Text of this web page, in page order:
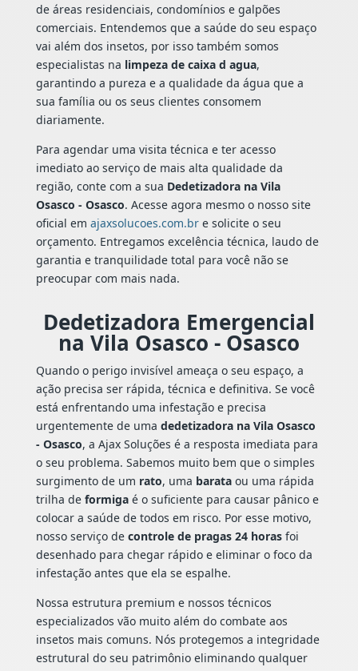
de áreas residenciais, condomínios e galpões
comerciais. Entendemos que a saúde do seu espaço
vai além dos insetos, por isso também somos
especialistas na limpeza de caixa d agua,
garantindo a pureza e a qualidade da água que a
sua família ou os seus clientes consomem
diariamente.
Para agendar uma visita técnica e ter acesso
imediato ao serviço de mais alta qualidade da
região, conte com a sua Dedetizadora na Vila
Osasco - Osasco. Acesse agora mesmo o nosso site
oficial em ajaxsolucoes.com.bre solicite o seu
orçamento. Entregamos excelência técnica, laudo de
garantia e tranquilidade total para você não se
preocupar com mais nada.
Dedetizadora Emergencial
na Vila Osasco - Osasco
Quando o perigo invisível ameaça o seu espaço, a
ação precisa ser rápida, técnica e definitiva. Se você
está enfrentando uma infestação e precisa
urgentemente de uma dedetizadora na Vila Osasco
- Osasco, a Ajax Soluções é a resposta imediata para
o seu problema. Sabemos muito bem que o simples
surgimento de um rato, uma barataou uma rápida
trilha de formigaé o suficiente para causar pânico e
colocar a saúde de todos em risco. Por esse motivo,
nosso serviço de controle de pragas 24 horasfoi
desenhado para chegar rápido e eliminar o foco da
infestação antes que ela se espalhe.
Nossa estrutura premium e nossos técnicos
especializados vão muito além do combate aos
insetos mais comuns. Nós protegemos a integridade
estrutural do seu patrimônio eliminando qualquer